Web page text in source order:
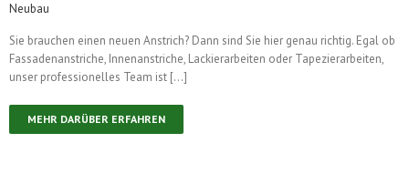
Neubau
Sie brauchen einen neuen Anstrich? Dann sind Sie hier genau richtig. Egal ob
Fassadenanstriche, Innenanstriche, Lackierarbeiten oder Tapezierarbeiten,
unser professionelles Team ist […]
MEHR DARÜBER ERFAHREN